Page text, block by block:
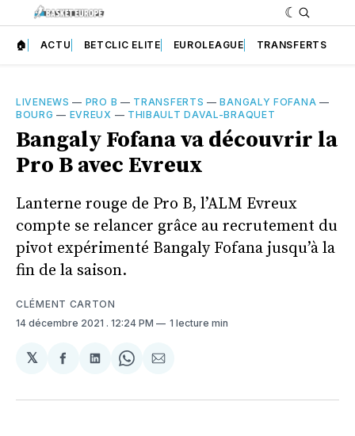
🏠 ACTU BETCLIC ELITE EUROLEAGUE TRANSFERTS
LIVENEWS — PRO B — TRANSFERTS —BANGALY FOFANA —
BOURG — EVREUX — THIBAULT DAVAL-BRAQUET
Bangaly Fofana va découvrir la
Pro B avec Evreux
Lanterne rouge de Pro B, l’ALM Evreux
compte se relancer grâce au recrutement du
pivot expérimenté Bangaly Fofana jusqu’à la
fin de la saison.
CLÉMENT CARTON
14 décembre 2021 . 12:24 PM 1 lecture min
𝕏
Partager
Facebook
Partager
LinkedIn
Share
WhatsApp
Partager
Courriel